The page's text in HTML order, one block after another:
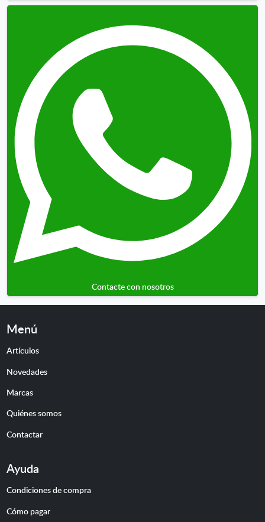
Contacte con nosotros
Menú
Artículos
Novedades
Marcas
Quiénes somos
Contactar
Ayuda
Condiciones de compra
Cómo pagar